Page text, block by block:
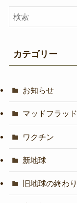
カテゴリー
お知らせ
マッドフラッド
ワクチン
新地球
旧地球の終わり